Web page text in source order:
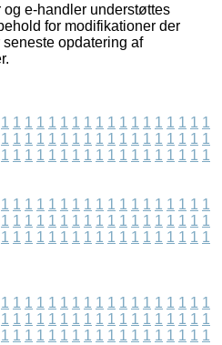
e-handler understøttes
for modifikationer der
opdatering af
1 1 1 1 1 1 1 1 1 1 1 1 1 1 1 1 1 1
1 1 1 1 1 1 1 1 1 1 1 1 1 1 1 1 1 1
1 1 1 1 1 1 1 1 1 1 1 1 1 1 1 1 1 1
1 1 1 1 1 1 1 1 1 1 1 1 1 1 1 1 1 1
1 1 1 1 1 1 1 1 1 1 1 1 1 1 1 1 1 1
1 1 1 1 1 1 1 1 1 1 1 1 1 1 1 1 1 1
1 1 1 1 1 1 1 1 1 1 1 1 1 1 1 1 1 1
1 1 1 1 1 1 1 1 1 1 1 1 1 1 1 1 1 1
1 1 1 1 1 1 1 1 1 1 1 1 1 1 1 1 1 1